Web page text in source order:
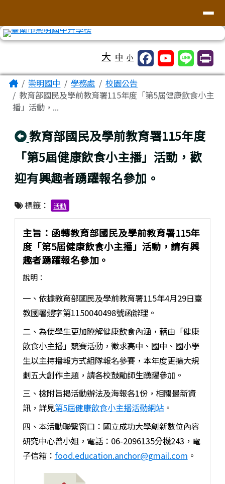
大 中 小
主內容區域
Home崇明國中 學務處
校園公告
教育部國民及學前教育署115年度「第5屆健康飲食小主
播」活動，...
回上頁
教育部國民及學前教育署115年度
「第5屆健康飲食小主播」活動，歡
迎有興趣者踴躍報名參加。
標籤： 活動
主旨：函轉教育部國民及學前教育署115年
度「第5屆健康飲食小主播」活動，請有興
趣者踴躍報名參加。
說明：
一、依據教育部國民及學前教育署115年4月29日臺
教國署體字第1150040498號函辦理。
二、為使學生更加瞭解健康飲食內涵，藉由「健康
飲食小主播」競賽活動，徵求高中、國中、國小學
生以主持播報方式組隊報名參賽，本年度更擴大規
劃五大創作主題，請各校鼓勵師生踴躍參加。
三、檢附旨揭活動辦法及海報各1份，相關最新資
訊，詳見第5屆健康飲食小主播活動網站。
四、本活動聯繫窗口：國立成功大學創新數位內容
研究中心曾小姐，電話：06-2096135分機243，電
子信箱： food.education.anchor@gmail.com 。
頁尾區域